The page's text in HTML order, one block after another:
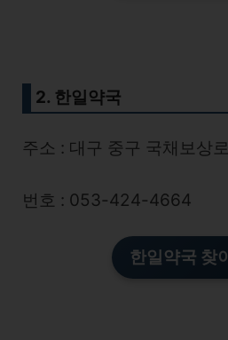
2. 한일약국
주소 : 대구 중구 국채보상
번호 : 053-424-4664
한일약국 찾